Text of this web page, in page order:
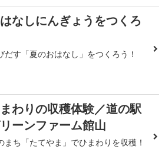
なしにんぎょうをつくろ
だす「夏のおはなし」をつくろう！
わりの収穫体験／道の駅
ーンファーム館山
まち「たてやま」でひまわりを収穫！